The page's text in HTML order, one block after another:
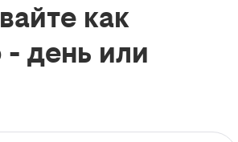
как
день или